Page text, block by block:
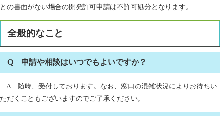
との書面がない場合の開発許可申請は不許可処分となります。
全般的なこと
Q 申請や相談はいつでもよいですか？
A 随時、受付しております。なお、窓口の混雑状況によりお待ちい
ただくこともございますのでご了承ください。